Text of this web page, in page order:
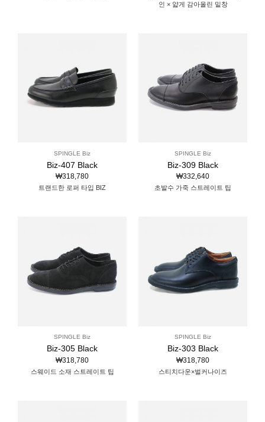
인 × 얇게 감아올린 밑창
SPINGLE Biz
Biz-407 Black
₩318,780
트랜드한 로퍼 타입 BIZ
SPINGLE Biz
Biz-309 Black
₩332,640
초발수 가죽 스트레이트 팁
SPINGLE Biz
Biz-305 Black
₩318,780
스웨이드 소재 스트레이트 팁
SPINGLE Biz
Biz-303 Black
₩318,780
스티치다운×벌커나이즈